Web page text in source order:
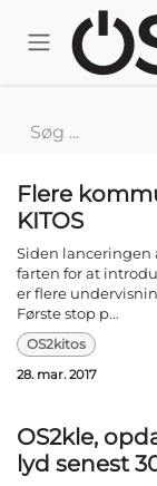
Skip to Content
Flere
KITOS
Siden lanceringen
farten for at
er flere
Første stop p...
OS2kitos
28. mar. 2017
OS2kle,
lyd senest